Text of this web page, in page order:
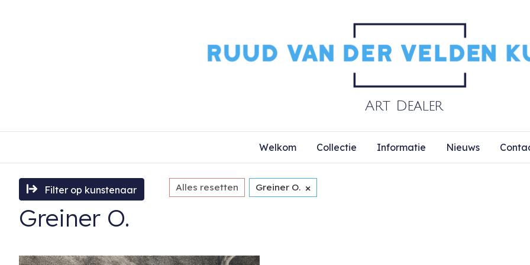
Welkom Collectie Informatie Nieuws
Filter op kunstenaar Alles resetten Greiner O. ×
Greiner O.